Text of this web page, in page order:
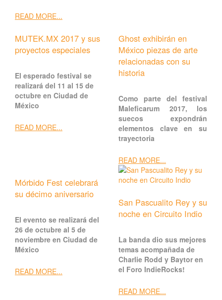
READ MORE...
MUTEK.MX 2017 y sus
proyectos especiales
El esperado festival se
realizará del 11 al 15 de
octubre en Ciudad de
México
READ MORE...
Ghost exhibirán en
México piezas de arte
relacionadas con su
historia
Como parte del festival
Maleficarum 2017, los
suecos expondrán
elementos clave en su
trayectoria
READ MORE...
Mórbido Fest celebrará
su décimo aniversario
El evento se realizará del
26 de octubre al 5 de
noviembre en Ciudad de
México
READ MORE...
San Pascualito Rey y su
noche en Circuito Indio
La banda dio sus mejores
temas acompañada de
Charlie Rodd y Baytor en
el Foro IndieRocks!
READ MORE...